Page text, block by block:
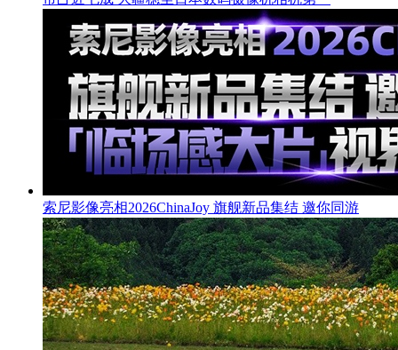
索尼影像亮相2026ChinaJoy 旗舰新品集结 邀你同游